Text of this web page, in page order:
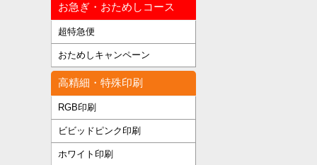
お急ぎ・おためしコース
超特急便
おためしキャンペーン
高精細・特殊印刷
RGB印刷
ビビッドピンク印刷
ホワイト印刷